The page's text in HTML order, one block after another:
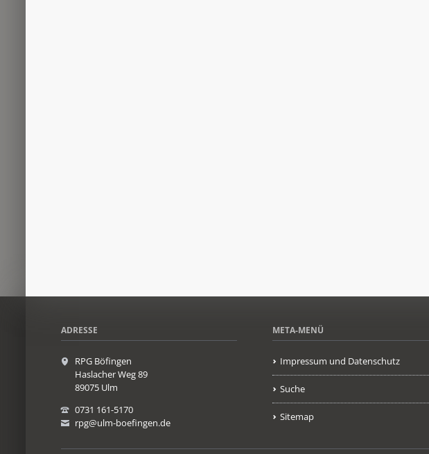
ADRESSE
RPG Böfingen
Haslacher Weg 89
89075 Ulm
0731 161-5170
rpg@ulm-boefingen.de
META-MENÜ
Impressum und Datenschutz
Suche
Sitemap